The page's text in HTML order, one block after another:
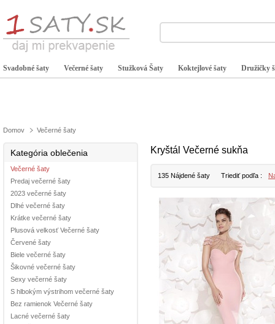
Svadobné šaty Večerné šaty Stužková Šaty Koktejlové šaty Družičky
Domov Večerné šaty
Kategória oblečenia
Večerné šaty
Predaj večerné šaty
2023 večerné šaty
Dlhé večerné šaty
Krátke večerné šaty
Plusová velkosť Večerné šaty
Červené šaty
Biele večerné šaty
Šikovné večerné šaty
Sexy večerné šaty
S hlbokým výstrihom večerné šaty
Bez ramienok Večerné šaty
Lacné večerné šaty
Kryštál Večerné sukňa
135 Nájdené šaty Triediť podľa :